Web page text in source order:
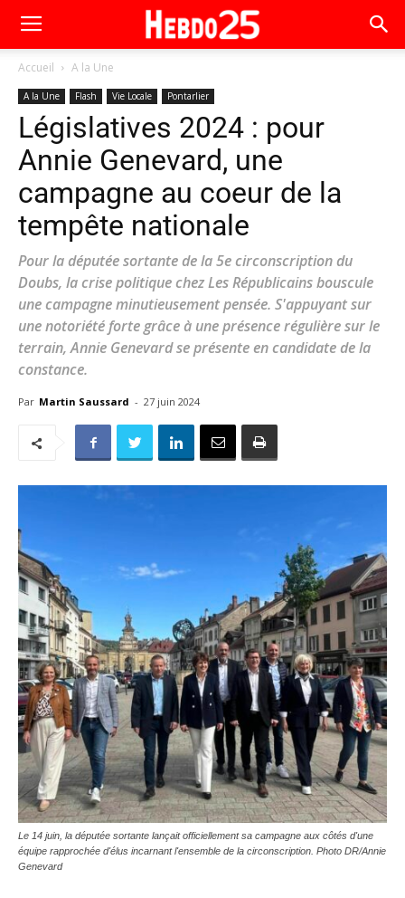
Accueil A la Une
A la Une Flash Vie Locale Pontarlier
Législatives 2024 : pour
Annie Genevard, une
campagne au coeur de la
tempête nationale
Pour la députée sortante de la 5e circonscription du
Doubs, la crise politique chez Les Républicains bouscule
une campagne minutieusement pensée. S'appuyant sur
une notoriété forte grâce à une présence régulière sur le
terrain, Annie Genevard se présente en candidate de la
constance.
Par Martin Saussard - 27 juin 2024
Le 14 juin, la députée sortante lançait officiellement sa campagne aux côtés d'une
équipe rapprochée d'élus incarnant l'ensemble de la circonscription. Photo DR/Annie
Genevard